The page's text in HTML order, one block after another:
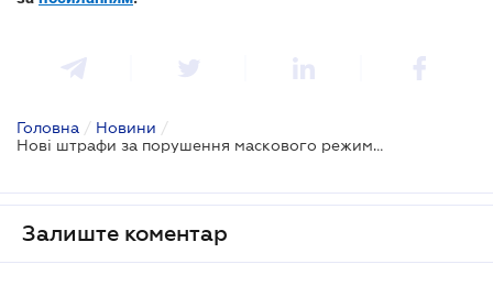
Головна / Новини /
Нові штрафи за порушення маскового режиму: законопроекти
Залиште коментар